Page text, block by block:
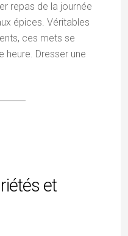
repas de la journée
épices. Véritables
ces mets se
heure. Dresser une
et